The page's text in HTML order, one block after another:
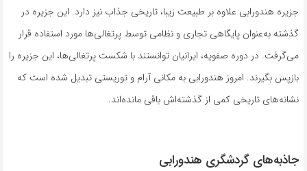
جزیره هندورابی علاوه بر طبیعت زیبا، تاریخی جذاب نیز دارد. این جزیره در
گذشته به‌عنوان پایگاهی تجاری و نظامی توسط پرتغالی‌ها مورد استفاده قرار
می‌گرفت. در دوره صفویه، ایرانیان توانستند با شکست پرتغالی‌ها، این جزیره را
بازپس بگیرند. امروز هندورابی به مکانی آرام و توریستی تبدیل شده است که
نشانه‌های تاریخی کمی از گذشته‌اش باقی مانده‌اند.
جاذبه‌های گردشگری هندورابی